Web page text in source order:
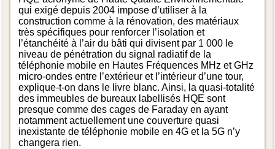
qui exigé depuis 2004 impose d’utiliser à la
construction comme à la rénovation, des matériaux
très spécifiques pour renforcer l’isolation et
l’étanchéité à l’air du bâti qui divisent par 1 000 le
niveau de pénétration du signal radiatif de la
téléphonie mobile en Hautes Fréquences MHz et GHz
micro-ondes entre l’extérieur et l’intérieur d’une tour,
explique-t-on dans le livre blanc. Ainsi, la quasi-totalité
des immeubles de bureaux labellisés HQE sont
presque comme des cages de Faraday en ayant
notamment actuellement une couverture quasi
inexistante de téléphonie mobile en 4G et la 5G n’y
changera rien.